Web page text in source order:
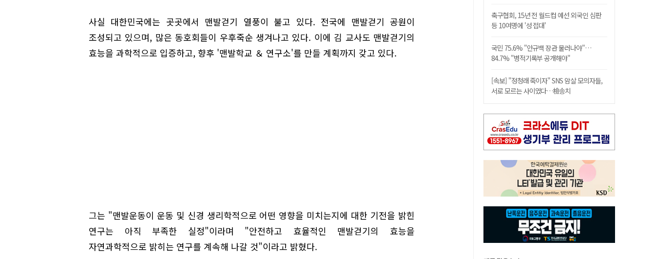
사실 대한민국에는 곳곳에서 맨발걷기 열풍이 불고 있다. 전국에 맨발걷기 공원이
조성되고 있으며, 많은 동호회들이 우후죽순 생겨나고 있다. 이에 김 교사도 맨발걷기의
효능을 과학적으로 입증하고, 향후 '맨발학교 ＆ 연구소'를 만들 계획까지 갖고 있다.
그는 "맨발운동이 운동 및 신경 생리학적으로 어떤 영향을 미치는지에 대한 기전을 밝힌
연구는 아직 부족한 실정"이라며 "안전하고 효율적인 맨발걷기의 효능을
자연과학적으로 밝히는 연구를 계속해 나갈 것"이라고 밝혔다.
축구협회, 15년 전 월드컵 예선 외국인 심판
등 10여명에 '성 접대'
국민 75.6% "안규백 장관 물러나야"…
84.7% "병적기록부 공개해야"
[속보] "정청래 죽이자" SNS 암살 모의자들,
서로 모르는 사이였다…檢송치